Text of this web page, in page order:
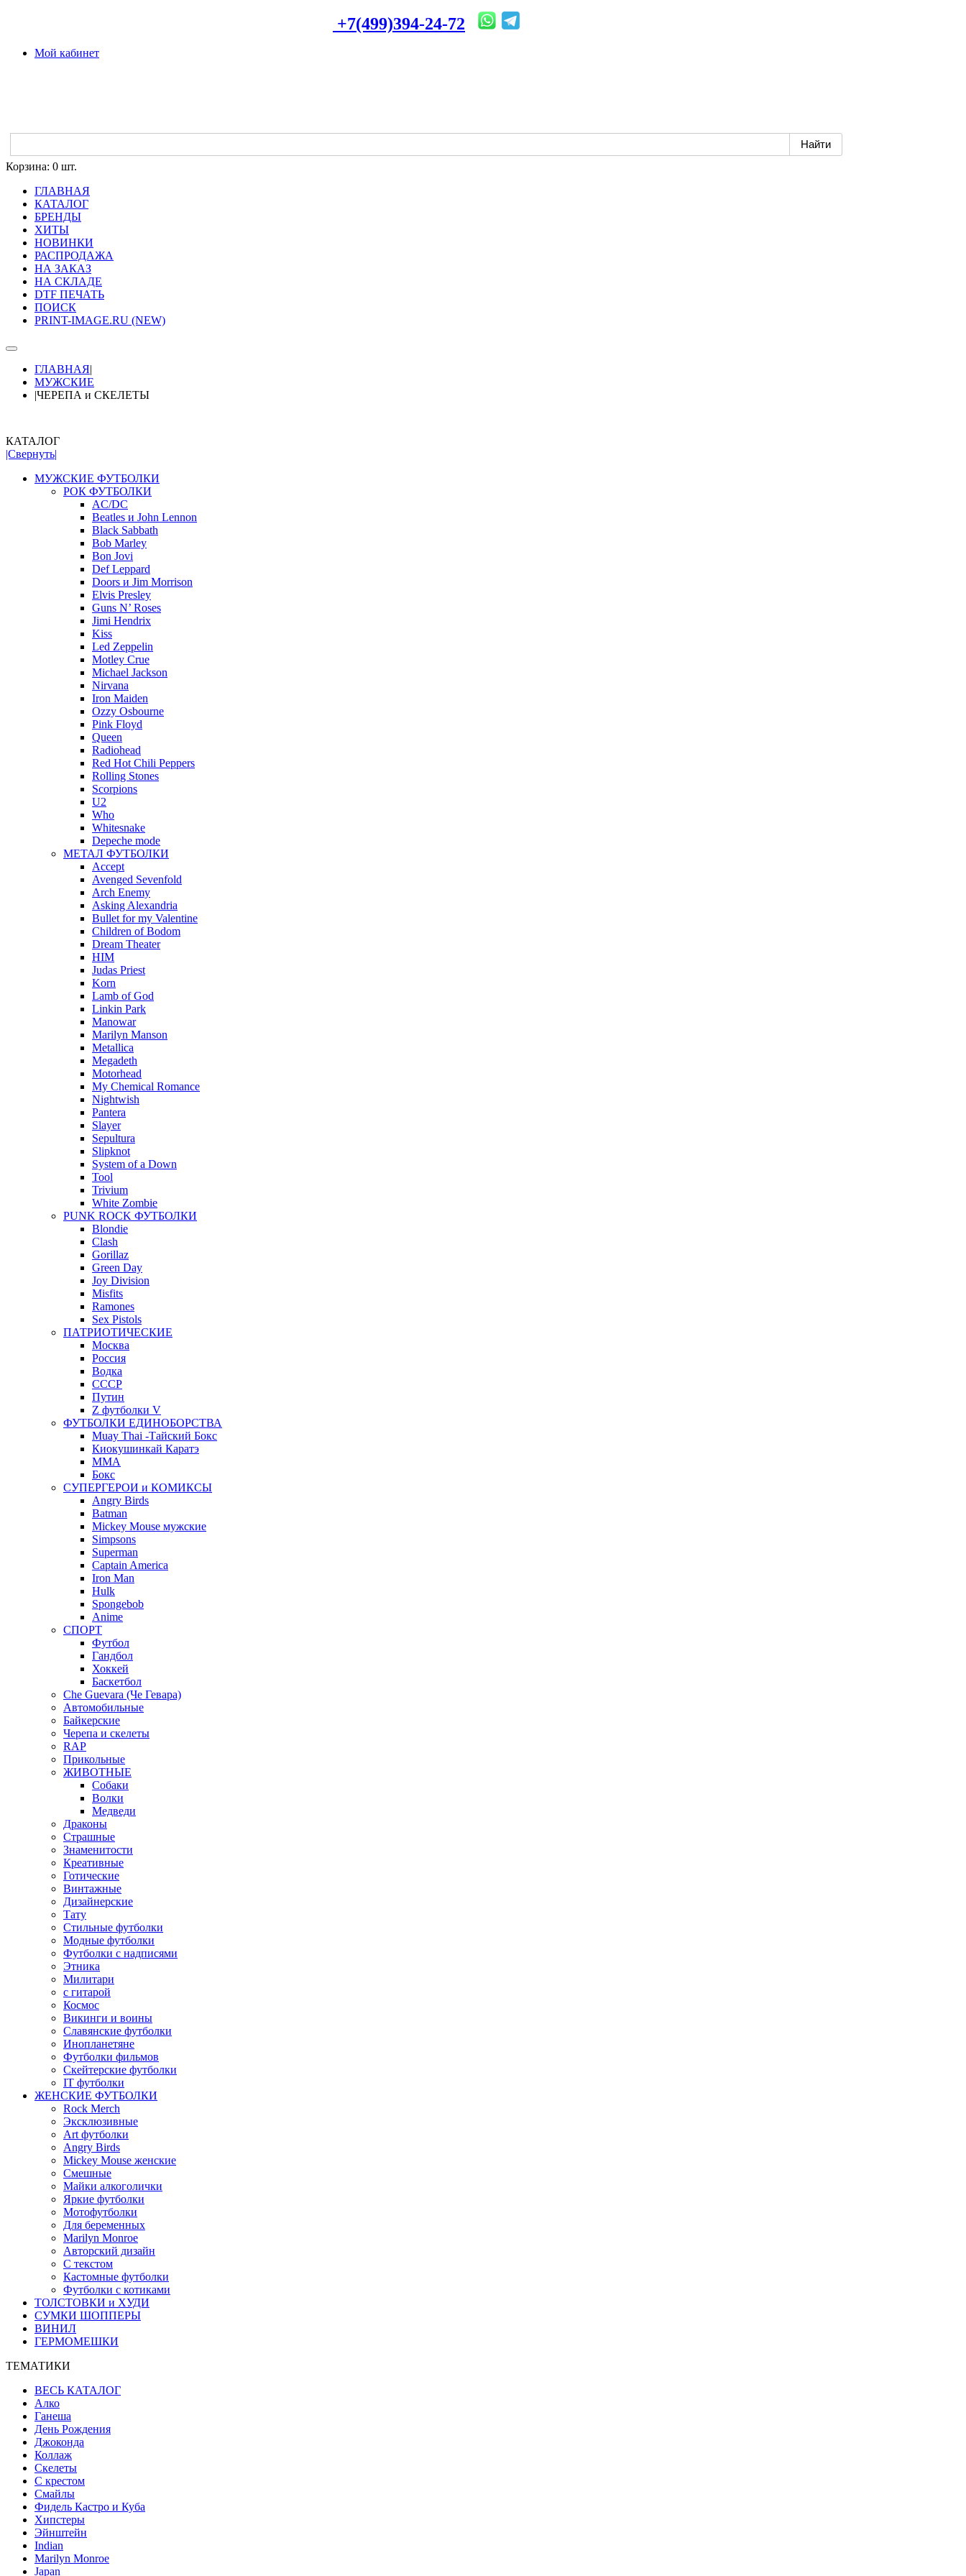
+7(499)394-24-72
Мой кабинет
Корзина: 0 шт.
ГЛАВНАЯ
КАТАЛОГ
БРЕНДЫ
ХИТЫ
НОВИНКИ
РАСПРОДАЖА
НА ЗАКАЗ
НА СКЛАДЕ
DTF ПЕЧАТЬ
ПОИСК
PRINT-IMAGE.RU (NEW)
ГЛАВНАЯ|
МУЖСКИЕ
|ЧЕРЕПА и СКЕЛЕТЫ
КАТАЛОГ
|Свернуть|
МУЖСКИЕ ФУТБОЛКИ
РОК ФУТБОЛКИ
AC/DC
Beatles и John Lennon
Black Sabbath
Bob Marley
Bon Jovi
Def Leppard
Doors и Jim Morrison
Elvis Presley
Guns N’ Roses
Jimi Hendrix
Kiss
Led Zeppelin
Motley Crue
Michael Jackson
Nirvana
Iron Maiden
Ozzy Osbourne
Pink Floyd
Queen
Radiohead
Red Hot Chili Peppers
Rolling Stones
Scorpions
U2
Who
Whitesnake
Depeche mode
МЕТАЛ ФУТБОЛКИ
Accept
Avenged Sevenfold
Arch Enemy
Asking Alexandria
Bullet for my Valentine
Children of Bodom
Dream Theater
HIM
Judas Priest
Korn
Lamb of God
Linkin Park
Manowar
Marilyn Manson
Metallica
Megadeth
Motorhead
My Chemical Romance
Nightwish
Pantera
Slayer
Sepultura
Slipknot
System of a Down
Tool
Trivium
White Zombie
PUNK ROCK ФУТБОЛКИ
Blondie
Clash
Gorillaz
Green Day
Joy Division
Misfits
Ramones
Sex Pistols
ПАТРИОТИЧЕСКИЕ
Москва
Россия
Водка
СССР
Путин
Z футболки V
ФУТБОЛКИ ЕДИНОБОРСТВА
Muay Thai -Тайский Бокс
Киокушинкай Каратэ
MMA
Бокс
СУПЕРГЕРОИ и КОМИКСЫ
Angry Birds
Batman
Mickey Mouse мужские
Simpsons
Superman
Captain America
Iron Man
Hulk
Spongebob
Anime
СПОРТ
Футбол
Гандбол
Хоккей
Баскетбол
Che Guevara (Че Гевара)
Автомобильные
Байкерские
Черепа и скелеты
RAP
Прикольные
ЖИВОТНЫЕ
Собаки
Волки
Медведи
Драконы
Страшные
Знаменитости
Креативные
Готические
Винтажные
Дизайнерские
Тату
Стильные футболки
Модные футболки
Футболки с надписями
Этника
Милитари
с гитарой
Космос
Викинги и воины
Славянские футболки
Инопланетяне
Футболки фильмов
Скейтерские футболки
IT футболки
ЖЕНСКИЕ ФУТБОЛКИ
Rock Merch
Эксклюзивные
Art футболки
Angry Birds
Mickey Mouse женские
Смешные
Майки алкоголички
Яркие футболки
Мотофутболки
Для беременных
Marilyn Monroe
Авторский дизайн
С текстом
Кастомные футболки
Футболки с котиками
ТОЛСТОВКИ и ХУДИ
СУМКИ ШОППЕРЫ
ВИНИЛ
ГЕРМОМЕШКИ
ТЕМАТИКИ
ВЕСЬ КАТАЛОГ
Алко
Ганеша
День Рождения
Джоконда
Коллаж
Скелеты
С крестом
Смайлы
Фидель Кастро и Куба
Хипстеры
Эйнштейн
Indian
Marilyn Monroe
Japan